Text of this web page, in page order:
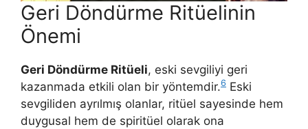
Geri Döndürme Ritüelinin
Önemi
Geri Döndürme Ritüeli, eski sevgiliyi geri
kazanmada etkili olan bir yöntemdir.6 Eski
sevgiliden ayrılmış olanlar, ritüel sayesinde hem
duygusal hem de spiritüel olarak ona